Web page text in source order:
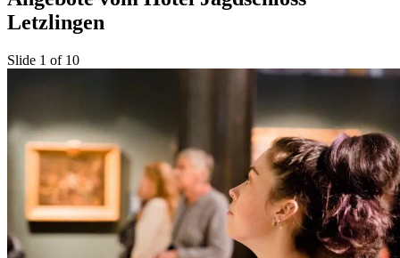
Letzlingen
Slide 1 of 10